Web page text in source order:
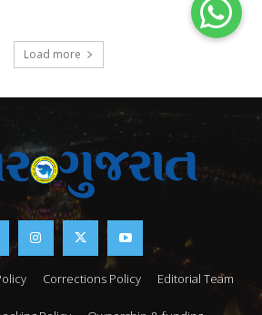
Load more
Corrections Policy Editorial Team